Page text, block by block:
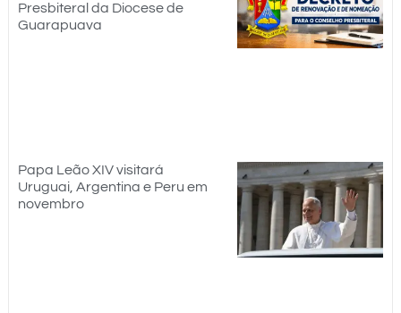
Presbiteral da Diocese de
Guarapuava
Papa Leão XIV visitará
Uruguai, Argentina e Peru em
novembro